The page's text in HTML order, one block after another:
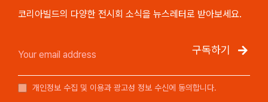
코리아빌드의 다양한 전시회 소식을 뉴스레터로 받아보세요.
구독하기
개인정보 수집 및 이용과 광고성 정보 수신에 동의합니다.